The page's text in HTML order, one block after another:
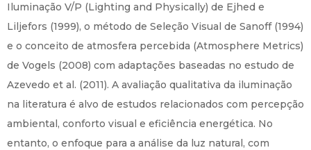
Iluminação V/P (Lighting and Physically) de Ejhed e
Liljefors (1999), o método de Seleção Visual de Sanoff (1994)
e o conceito de atmosfera percebida (Atmosphere Metrics)
de Vogels (2008) com adaptações baseadas no estudo de
Azevedo et al. (2011). A avaliação qualitativa da iluminação
na literatura é alvo de estudos relacionados com percepção
ambiental, conforto visual e eficiência energética. No
entanto, o enfoque para a análise da luz natural, com